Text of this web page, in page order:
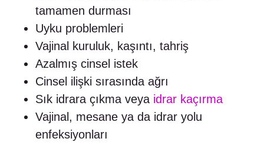
tamamen durması
Uyku problemleri
Vajinal kuruluk, kaşıntı, tahriş
Azalmış cinsel istek
Cinsel ilişki sırasında ağrı
Sık idrara çıkma veya idrar kaçırma
Vajinal, mesane ya da idrar yolu
enfeksiyonları